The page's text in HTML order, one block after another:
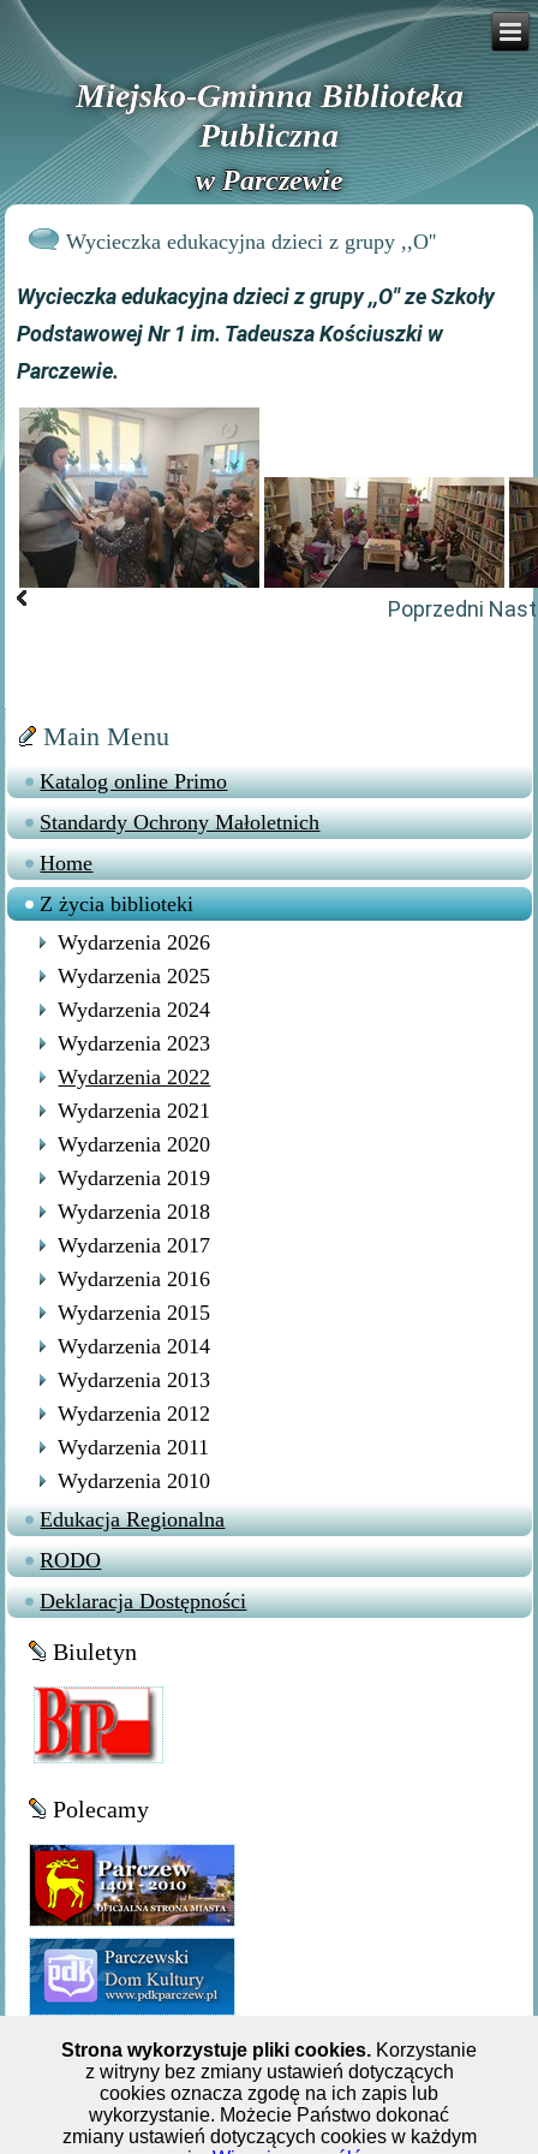
Miejsko-Gminna Biblioteka
Publiczna
w Parczewie
Wycieczka edukacyjna dzieci z grupy ,,O''
Wycieczka edukacyjna dzieci z grupy ,,O'' ze Szkoły
Podstawowej Nr 1 im. Tadeusza Kościuszki w
Parczewie.
Poprzedni
Main Menu
Katalog online Primo
Standardy Ochrony Małoletnich
Home
Z życia biblioteki
Wydarzenia 2026
Wydarzenia 2025
Wydarzenia 2024
Wydarzenia 2023
Wydarzenia 2022
Wydarzenia 2021
Wydarzenia 2020
Wydarzenia 2019
Wydarzenia 2018
Wydarzenia 2017
Wydarzenia 2016
Wydarzenia 2015
Wydarzenia 2014
Wydarzenia 2013
Wydarzenia 2012
Wydarzenia 2011
Wydarzenia 2010
Edukacja Regionalna
RODO
Deklaracja Dostępności
Biuletyn
Polecamy
Miejsko-Gminna Biblioteka Publiczna w Parczewie,ul. 11
Listopada 62, tel: +48 833 551 244
Strona wykorzystuje pliki cookies. Korzystanie
z witryny bez zmiany ustawień dotyczących
cookies oznacza zgodę na ich zapis lub
wykorzystanie. Możecie Państwo dokonać
zmiany ustawień dotyczących cookies w każdym